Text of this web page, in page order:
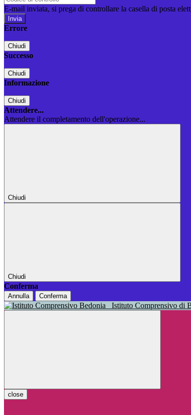
E-mail inviata, si prega di controllare la casella di posta
Errore
Chiudi
Successo
Chiudi
Informazione
Chiudi
Attendere...
Attendere il completamento dell'operazione...
Chiudi
Chiudi
Conferma
Annulla Conferma
Istituto Comprensivo di
close